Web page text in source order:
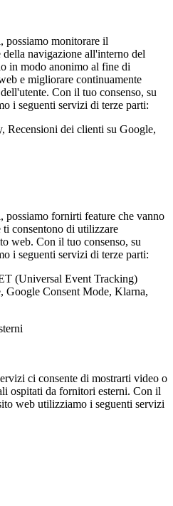
possiamo monitorare il
navigazione all'interno del
in modo anonimo al fine di
e migliorare continuamente
Con il tuo consenso, su
i seguenti servizi di terze parti:
Recensioni dei clienti su Google,
possiamo fornirti feature che vanno
consentono di utilizzare
web. Con il tuo consenso, su
i seguenti servizi di terze parti:
(Universal Event Tracking)
Google Consent Mode, Klarna,
ci consente di mostrarti video o
ospitati da fornitori esterni. Con il
web utilizziamo i seguenti servizi